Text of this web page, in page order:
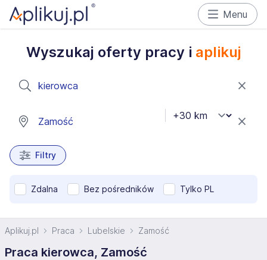
Menu
Wyszukaj oferty pracy i aplikuj
Filtry
Zdalna Bez pośredników Tylko PL
Aplikuj.pl Praca Lubelskie Zamość
Praca kierowca, Zamość